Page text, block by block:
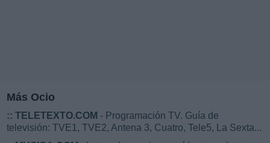
Más Ocio
:: TELETEXTO.COM - Programación TV. Guía de
televisión: TVE1, TVE2, Antena 3, Cuatro, Tele5, La Sexta...